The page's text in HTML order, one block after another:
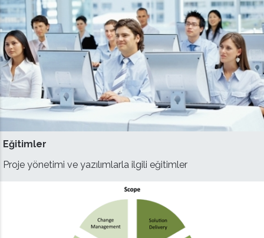
Eğitimler
Proje yönetimi ve yazılımlarla ilgili eğitimler